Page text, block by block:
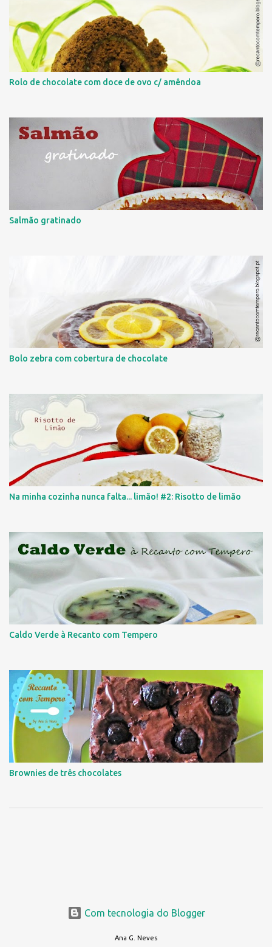
Rolo de chocolate com doce de ovo c/ amêndoa
Salmão gratinado
Bolo zebra com cobertura de chocolate
Na minha cozinha nunca falta... limão! #2: Risotto de limão
Caldo Verde à Recanto com Tempero
Brownies de três chocolates
Com tecnologia do Blogger
Ana G. Neves